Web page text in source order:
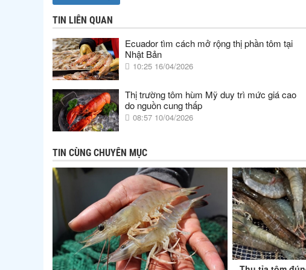
TIN LIÊN QUAN
Ecuador tìm cách mở rộng thị phần tôm tại
Nhật Bản
10:25 16/04/2026
Thị trường tôm hùm Mỹ duy trì mức giá cao
do nguồn cung thấp
08:57 10/04/2026
TIN CÙNG CHUYÊN MỤC